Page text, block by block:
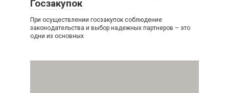
Госзакупок
При осуществлении госзакупок соблюдение
законодательства и выбор надежных партнеров – это
одни из основных